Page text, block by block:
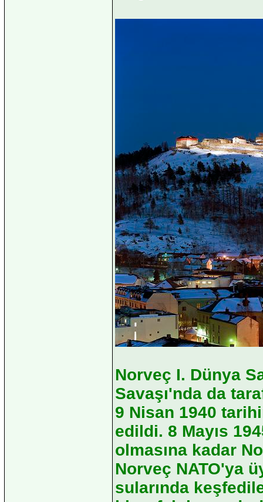
Norveç I. Dünya
Savaşı'nda da
9 Nisan 1940
edildi. 8 Mayıs
olmasına kadar
Norveç NATO'ya
sularında